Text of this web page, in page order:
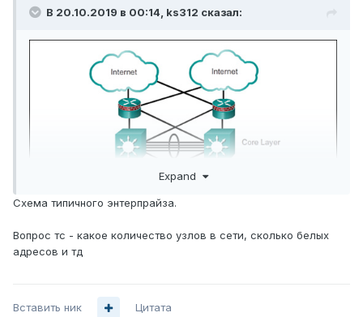
В 20.10.2019 в 00:14, ks312 сказал:
Expand
Схема типичного энтерпрайза.
Вопрос тс - какое количество узлов в сети, сколько белых
адресов и тд
Вставить ник Цитата